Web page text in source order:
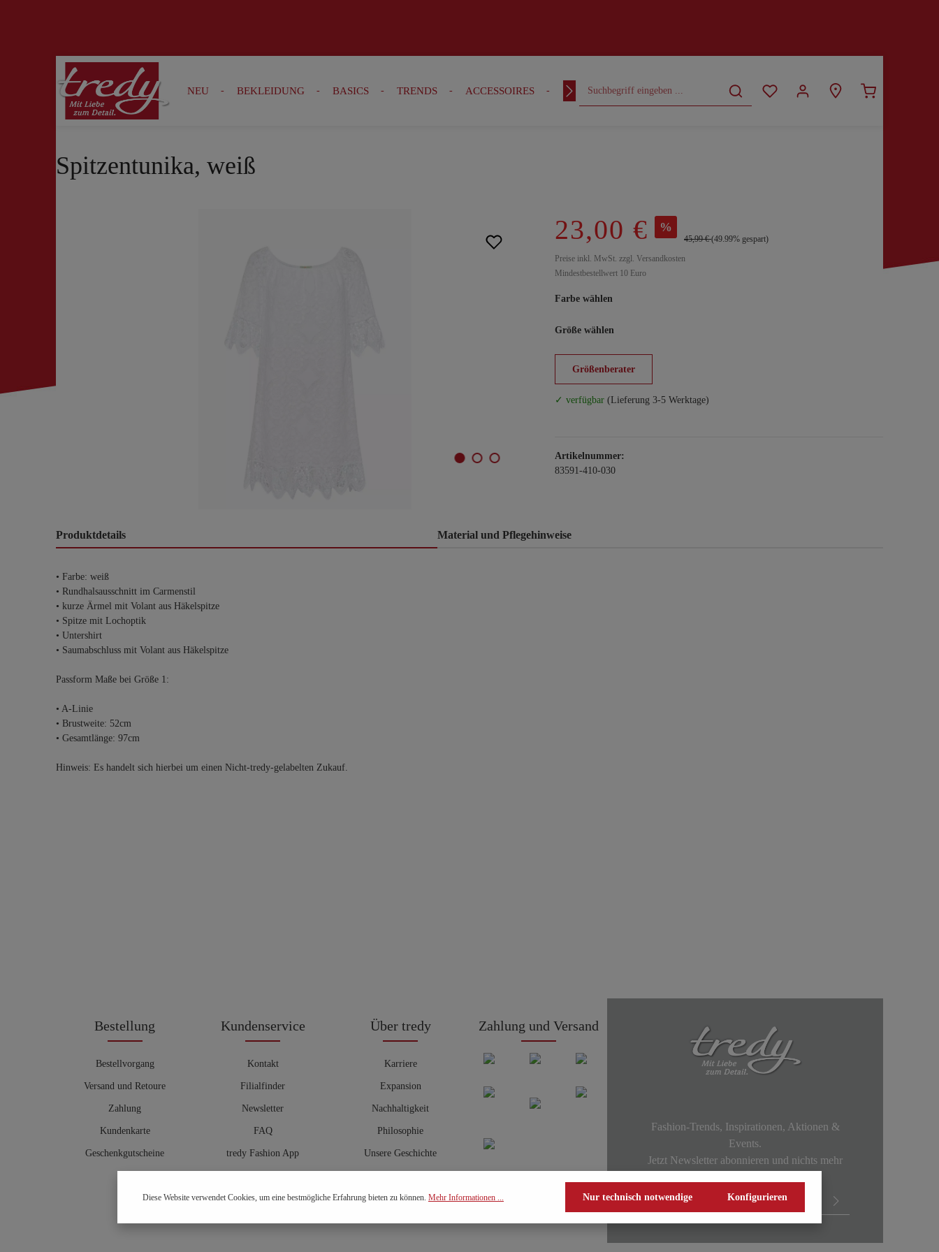
Zur Suche springen Zur Hauptnavigation springen
NEU BEKLEIDUNG BASICS TRENDS ACCESSOIRES OUTFITS CURVY
Spitzentunika, weiß
23,00 € %
45,99 €(49.99% gespart)
Preise inkl. MwSt. zzgl. Versandkosten
Mindestbestellwert 10 Euro
Farbe wählen
Größe wählen
Größenberater
✓ verfügbar (Lieferung 3-5 Werktage)
Artikelnummer:
83591-410-030
Produktdetails Material und Pflegehinweise
• Farbe: weiß
• Rundhalsausschnitt im Carmenstil
• kurze Ärmel mit Volant aus Häkelspitze
• Spitze mit Lochoptik
• Untershirt
• Saumabschluss mit Volant aus Häkelspitze
Passform Maße bei Größe 1:
• A-Linie
• Brustweite: 52cm
• Gesamtlänge: 97cm
Hinweis: Es handelt sich hierbei um einen Nicht-tredy-gelabelten Zukauf.
Bestellung
Bestellvorgang
Versand und Retoure
Zahlung
Kundenkarte
Geschenkgutscheine
Kundenservice
Kontakt
Filialfinder
Newsletter
FAQ
tredy Fashion App
Hosenberater
Über tredy
Karriere
Expansion
Nachhaltigkeit
Philosophie
Unsere Geschichte
Zahlung und Versand
Fashion-Trends, Inspirationen, Aktionen &
Events.
Jetzt Newsletter abonnieren und nichts mehr
Diese Website verwendet Cookies, um eine bestmögliche Erfahrung bieten zu können. Mehr Informationen ... Nur technisch notwendige Konfigurieren